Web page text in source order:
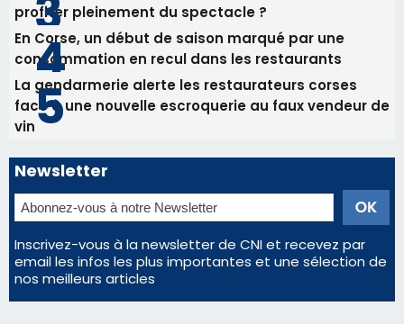
profiter pleinement du spectacle ?
En Corse, un début de saison marqué par une
consommation en recul dans les restaurants
La gendarmerie alerte les restaurateurs corses
face à une nouvelle escroquerie au faux vendeur de
vin
Newsletter
Inscrivez-vous à la newsletter de CNI et recevez par
email les infos les plus importantes et une sélection de
nos meilleurs articles